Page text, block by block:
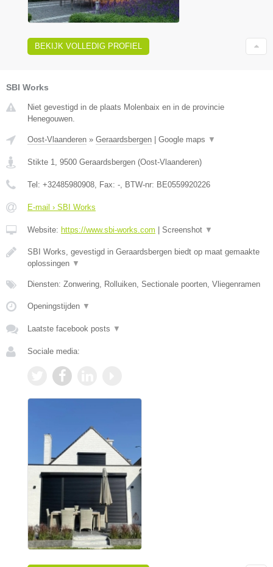
BEKIJK VOLLEDIG PROFIEL
SBI Works
Niet gevestigd in de plaats Molenbaix en in de provincie
Henegouwen.
Oost-Vlaanderen » Geraardsbergen | Google maps ▼
Stikte 1 9500 Geraardsbergen (Oost-Vlaanderen)
Tel: +32485980908 , Fax: - , BTW-nr: BE0559920226
E-mail › SBI Works
Website: https://www.sbi-works.com | Screenshot ▼
SBI Works, gevestigd in Geraardsbergen biedt op maat gemaakte
oplossingen ▼
Diensten: Zonwering, Rolluiken, Sectionale poorten, Vliegenramen
Openingstijden ▼
Laatste facebook posts ▼
Sociale media: